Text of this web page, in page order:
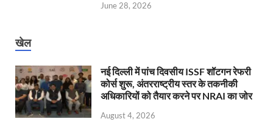
June 28, 2026
खेल
नई दिल्ली में पांच दिवसीय ISSF शॉटगन रेफरी
कोर्स शुरू, अंतरराष्ट्रीय स्तर के तकनीकी
अधिकारियों को तैयार करने पर NRAI का जोर
August 4, 2026